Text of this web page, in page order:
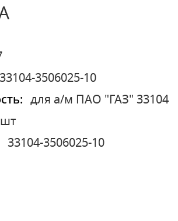
3506025-10
для а/м ПАО "ГАЗ" 33104
шт
33104-3506025-10